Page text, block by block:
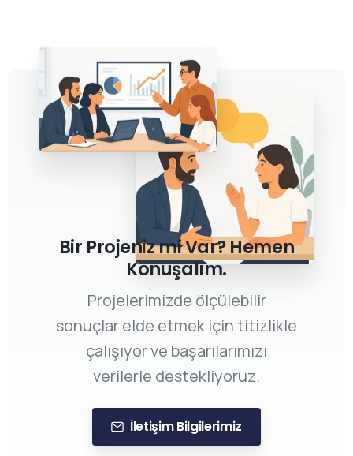
Bir Projeniz mi Var? Hemen
Konuşalım.
Projelerimizde ölçülebilir
sonuçlar elde etmek için titizlikle
çalışıyor ve başarılarımızı
verilerle destekliyoruz.
İletişim Bilgilerimiz